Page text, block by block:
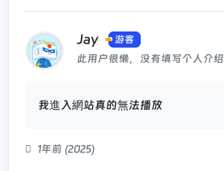
Jay 游客
此用户很懒，没有填写个人介绍
我進入網站真的無法播放
1年前 (2025)